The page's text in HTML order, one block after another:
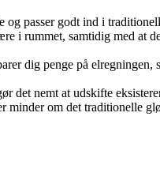
passer godt ind i
i rummet, samtidig med at
dig penge på elregningen,
det nemt at udskifte
minder om det traditionelle